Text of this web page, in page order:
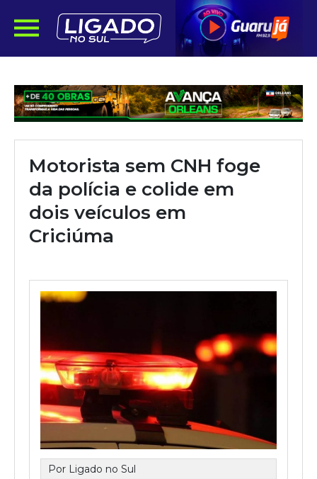
Motorista sem CNH foge
da polícia e colide em
dois veículos em
Criciúma
Por Ligado no Sul